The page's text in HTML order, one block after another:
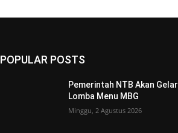
POPULAR POSTS
Pemerintah NTB Akan Gelar
Lomba Menu MBG
Minggu, 2 Agustus 2026